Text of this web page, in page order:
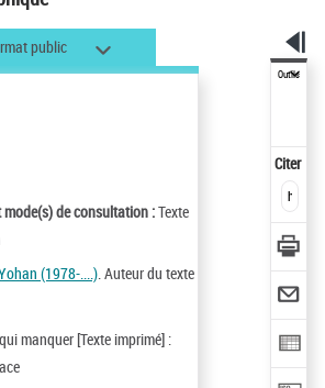
public
de consultation :Texte
(1978-....) . Auteur du texte
manquer [Texte imprimé] :
Outils
Citer